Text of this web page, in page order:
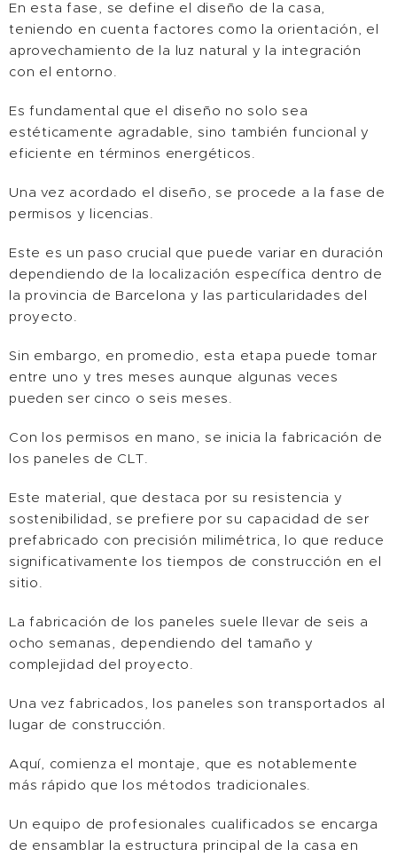
En esta fase, se define el diseño de la casa,
teniendo en cuenta factores como la orientación, el
aprovechamiento de la luz natural y la integración
con el entorno.
Es fundamental que el diseño no solo sea
estéticamente agradable, sino también funcional y
eficiente en términos energéticos.
Una vez acordado el diseño, se procede a la fase de
permisos y licencias.
Este es un paso crucial que puede variar en duración
dependiendo de la localización específica dentro de
la provincia de Barcelona y las particularidades del
proyecto.
Sin embargo, en promedio, esta etapa puede tomar
entre uno y tres meses aunque algunas veces
pueden ser cinco o seis meses.
Con los permisos en mano, se inicia la fabricación de
los paneles de CLT.
Este material, que destaca por su resistencia y
sostenibilidad, se prefiere por su capacidad de ser
prefabricado con precisión milimétrica, lo que reduce
significativamente los tiempos de construcción en el
sitio.
La fabricación de los paneles suele llevar de seis a
ocho semanas, dependiendo del tamaño y
complejidad del proyecto.
Una vez fabricados, los paneles son transportados al
lugar de construcción.
Aquí, comienza el montaje, que es notablemente
más rápido que los métodos tradicionales.
Un equipo de profesionales cualificados se encarga
de ensamblar la estructura principal de la casa en